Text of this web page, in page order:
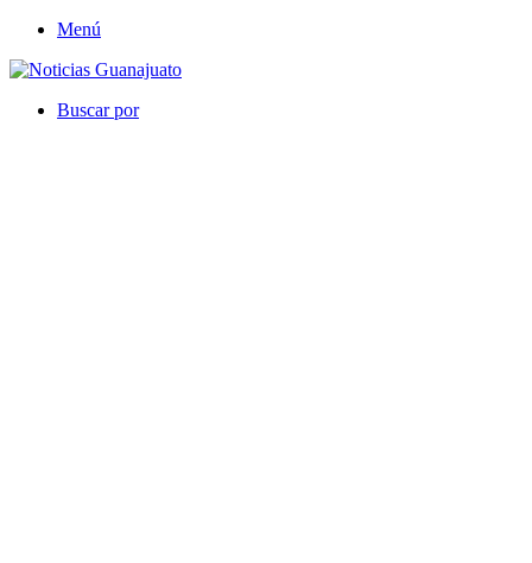
Menú
Buscar por